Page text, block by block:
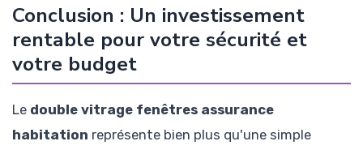
Conclusion : Un investissement
rentable pour votre sécurité et
votre budget
Le double vitrage fenêtres assurance
habitation représente bien plus qu'une simple